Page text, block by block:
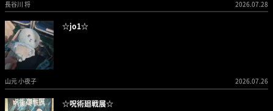
長谷川 将 2026.07.28
☆jo1☆
山元 小夜子 2026.07.26
☆呪術廻戦展☆